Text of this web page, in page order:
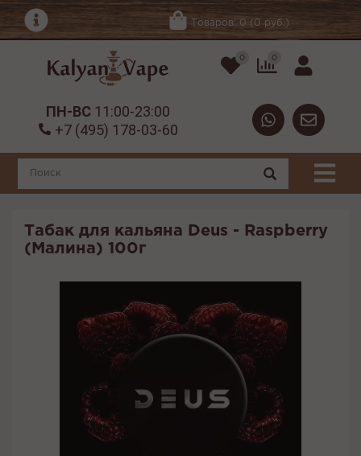
Товаров: 0 (0 руб.)
0 0
ПН-ВС 11:00-23:00
+7 (495) 178-03-60
Табак для кальяна Deus - Raspberry
(Малина) 100г